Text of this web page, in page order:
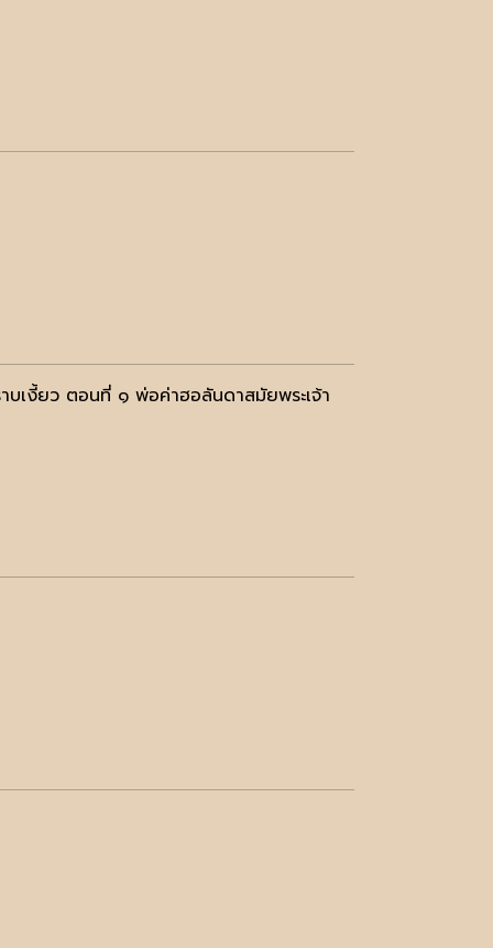
เงี้ยว ตอนที่ ๑ พ่อค่าฮอลันดาสมัยพระเจ้า